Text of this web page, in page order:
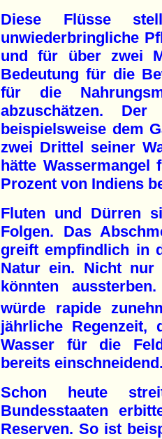
Diese Flüsse
unwiederbringliche
und für über zwei
Bedeutung für die
für die
abzuschätzen.
beispielsweise dem
zwei Drittel seiner
hätte Wassermangel
Prozent von Indiens
Fluten und Dürren
Folgen. Das
greift empfindlich in
Natur ein. Nicht nur
könnten
würde rapide
jährliche Regenzeit,
Wasser für die
bereits
Schon heute
Bundesstaaten
Reserven. So ist